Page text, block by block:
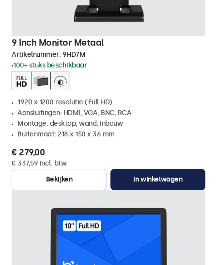
9 Inch Monitor Metaal
Artikelnummer: 9HD7M
100+ stuks beschikbaar
1920 x 1200 resolutie (Full HD)
Aansluitingen: HDMI, VGA, BNC, RCA
Montage: desktop, wand, inbouw
Buitenmaat: 218 x 150 x 36 mm
€ 279,00
€ 337,59 incl. btw
Bekijken
In winkelwagen